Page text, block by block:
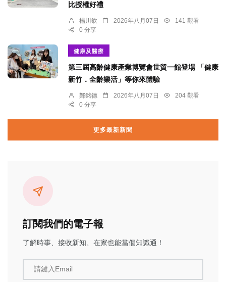
比授權好禮
楊川欽 2026年八月07日
141 觀看
0 分享
健康及醫療
第三屆高齡健康產業博覽會世貿一館登場 「健康
新竹．全齡樂活」等你來體驗
鄭銘德 2026年八月07日
204 觀看
0 分享
更多最新新聞
訂閱我們的電子報
了解時事、接收新知、在家也能當個知識通！
請鍵入Email